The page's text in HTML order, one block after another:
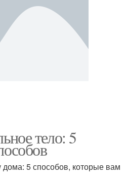
тело: 5
5 способов, которые вам